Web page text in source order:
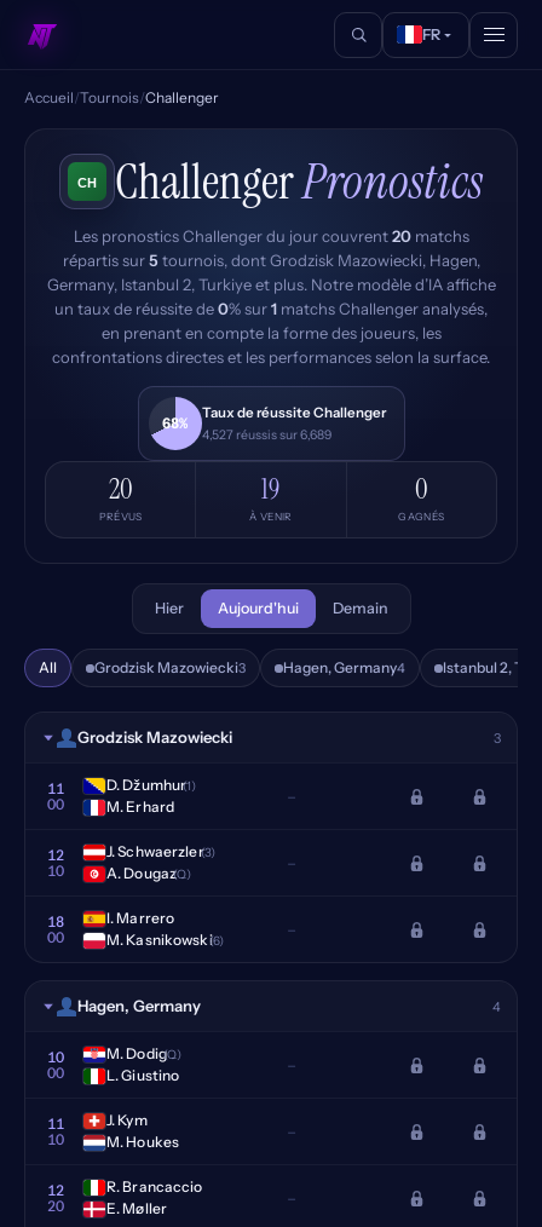
FR
Accueil/Tournois/Challenger
ChallengerPronostics
Les pronostics Challenger du jour couvrent20matchs
répartis sur5 tournois, dont Grodzisk Mazowiecki, Hagen,
Germany, Istanbul 2, Turkiye et plus. Notre modèle d’IA affiche
un taux de réussite de0% sur1 matchs Challenger analysés,
en prenant en compte la forme des joueurs, les
confrontations directes et les performances selon la surface.
68%
Taux de réussite Challenger
4,527 réussis sur 6,689
20
PRÉVUS
19
À VENIR
0
GAGNÉS
Hier Aujourd'hui Demain
All Grodzisk Mazowiecki3 Hagen, Germany4 Istanbul 2,
Grodzisk Mazowiecki 3
11
00
D. Džumhur(1)
M. Erhard –
12
10
J. Schwaerzler(3)
A. Dougaz(Q) –
18
00
I. Marrero
M. Kasnikowski(6) –
Hagen, Germany 4
10
00
M. Dodig(Q)
L. Giustino –
11
10
J. Kym
M. Houkes
–
12
20
R. Brancaccio
E. Møller
–